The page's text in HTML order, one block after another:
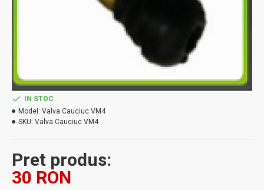
Pret produs:
30 RON
IN STOC
Model: Valva Cauciuc VM4
SKU: Valva Cauciuc VM4